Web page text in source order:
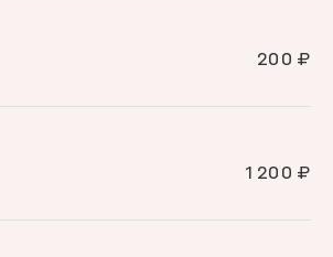
200 ₽
1 200 ₽